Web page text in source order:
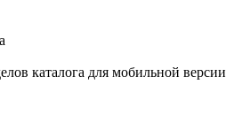
каталога для мобильной версии